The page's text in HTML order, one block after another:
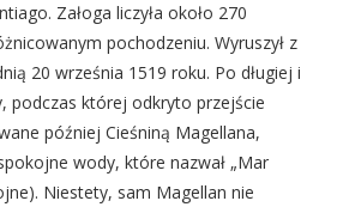
Załoga liczyła około 270
pochodzeniu. Wyruszył z
20 września 1519 roku. Po długiej i
podczas której odkryto przejście
później Cieśniną Magellana,
wody, które nazwał „Mar
Niestety, sam Magellan nie